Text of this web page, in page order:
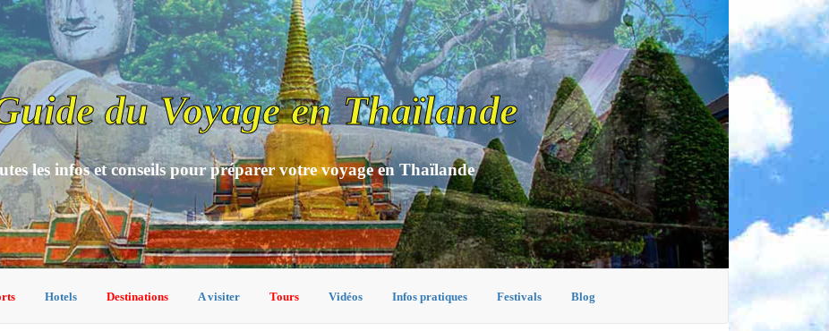
du Voyage en Thaïlande
les infos et conseils pour préparer votre voyage en Thaïlande
Hotels Destinations A visiter Tours Vidéos Infos pratiques Festivals Blog